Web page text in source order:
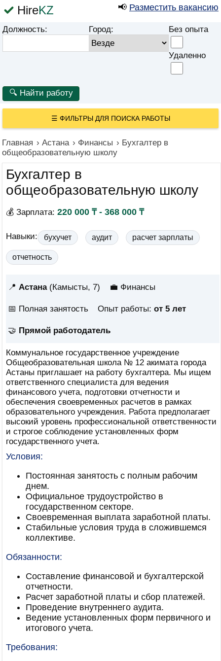
HireKZ 📢 Разместить вакансию
Должность: Город: Без опыта
Удаленно
☰ ФИЛЬТРЫ ДЛЯ ПОИСКА РАБОТЫ
Главная › Астана › Финансы › Бухгалтер в
общеобразовательную школу
Бухгалтер в
общеобразовательную школу
💰 Зарплата: 220 000 ₸ - 368 000 ₸
Навыки: бухучет аудит расчет зарплаты
отчетность
📍 Астана(Камысты, 7) 💼 Финансы
📅 Полная занятость Опыт работы: от 5 лет
🤝 Прямой работодатель
Коммунальное государственное учреждение
Общеобразовательная школа № 12 акимата города
Астаны приглашает на работу бухгалтера. Мы ищем
ответственного специалиста для ведения
финансового учета, подготовки отчетности и
обеспечения своевременных расчетов в рамках
образовательного учреждения. Работа предполагает
высокий уровень профессиональной ответственности
и строгое соблюдение установленных форм
государственного учета.
Условия:
Постоянная занятость с полным рабочим
днем.
Официальное трудоустройство в
государственном секторе.
Своевременная выплата заработной платы.
Стабильные условия труда в сложившемся
коллективе.
Обязанности:
Составление финансовой и бухгалтерской
отчетности.
Расчет заработной платы и сбор платежей.
Проведение внутреннего аудита.
Ведение установленных форм первичного и
итогового учета.
Требования: